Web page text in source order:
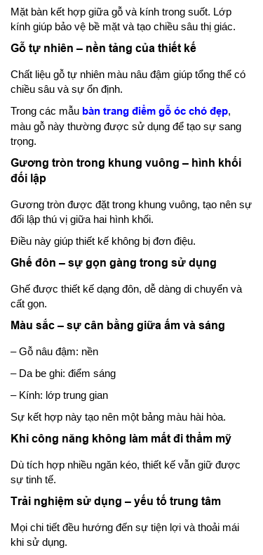
Mặt bàn kết hợp giữa gỗ và kính trong suốt. Lớp
kính giúp bảo vệ bề mặt và tạo chiều sâu thị giác.
Gỗ tự nhiên – nền tảng của thiết kế
Chất liệu gỗ tự nhiên màu nâu đậm giúp tổng thể có
chiều sâu và sự ổn định.
Trong các mẫu bàn trang điểm gỗ óc chó đẹp,
màu gỗ này thường được sử dụng để tạo sự sang
trọng.
Gương tròn trong khung vuông – hình khối
đối lập
Gương tròn được đặt trong khung vuông, tạo nên sự
đối lập thú vị giữa hai hình khối.
Điều này giúp thiết kế không bị đơn điệu.
Ghế đôn – sự gọn gàng trong sử dụng
Ghế được thiết kế dạng đôn, dễ dàng di chuyển và
cất gọn.
Màu sắc – sự cân bằng giữa ấm và sáng
– Gỗ nâu đậm: nền
– Da be ghi: điểm sáng
– Kính: lớp trung gian
Sự kết hợp này tạo nên một bảng màu hài hòa.
Khi công năng không làm mất đi thẩm mỹ
Dù tích hợp nhiều ngăn kéo, thiết kế vẫn giữ được
sự tinh tế.
Trải nghiệm sử dụng – yếu tố trung tâm
Mọi chi tiết đều hướng đến sự tiện lợi và thoải mái
khi sử dụng.